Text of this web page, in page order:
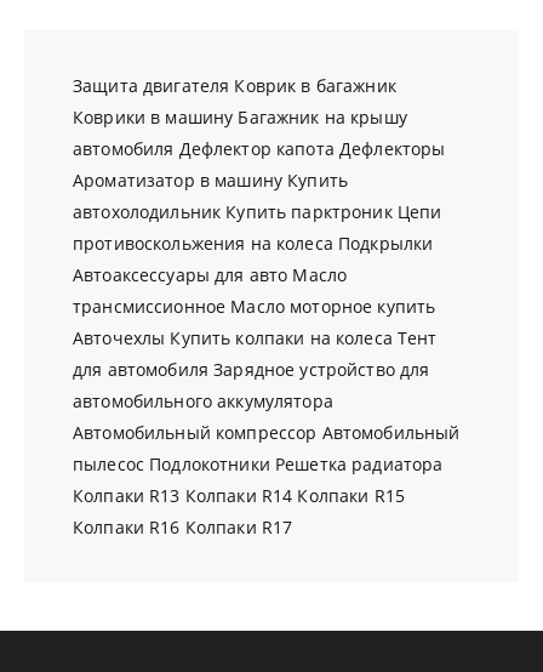
Защита двигателя Коврик в багажник
Коврики в машину Багажник на крышу
автомобиля Дефлектор капота Дефлекторы
Ароматизатор в машину Купить
автохолодильник Купить парктроник Цепи
противоскольжения на колеса Подкрылки
Автоаксессуары для авто Масло
трансмиссионное Масло моторное купить
Авточехлы Купить колпаки на колеса Тент
для автомобиля Зарядное устройство для
автомобильного аккумулятора
Автомобильный компрессор Автомобильный
пылесос Подлокотники Решетка радиатора
Колпаки R13 Колпаки R14 Колпаки R15
Колпаки R16 Колпаки R17